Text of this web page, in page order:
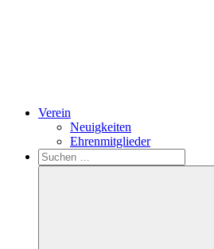
Verein
Neuigkeiten
Ehrenmitglieder
Search
Suchen
nach: